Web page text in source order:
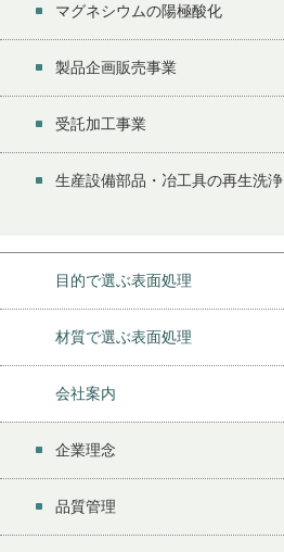
マグネシウムの陽極酸化
製品企画販売事業
受託加工事業
生産設備部品・冶工具の再生洗浄
目的で選ぶ表面処理
材質で選ぶ表面処理
会社案内
企業理念
品質管理